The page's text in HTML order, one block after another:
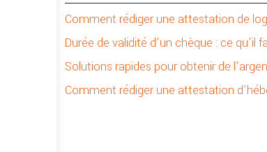
Comment rédiger une attestation de
Durée de validité d’un chèque : ce qu’il
Solutions rapides pour obtenir de
Comment rédiger une attestation